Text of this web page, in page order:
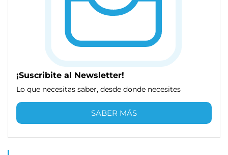
¡Suscribite al Newsletter!
Lo que necesitas saber, desde donde necesites
SABER MÁS